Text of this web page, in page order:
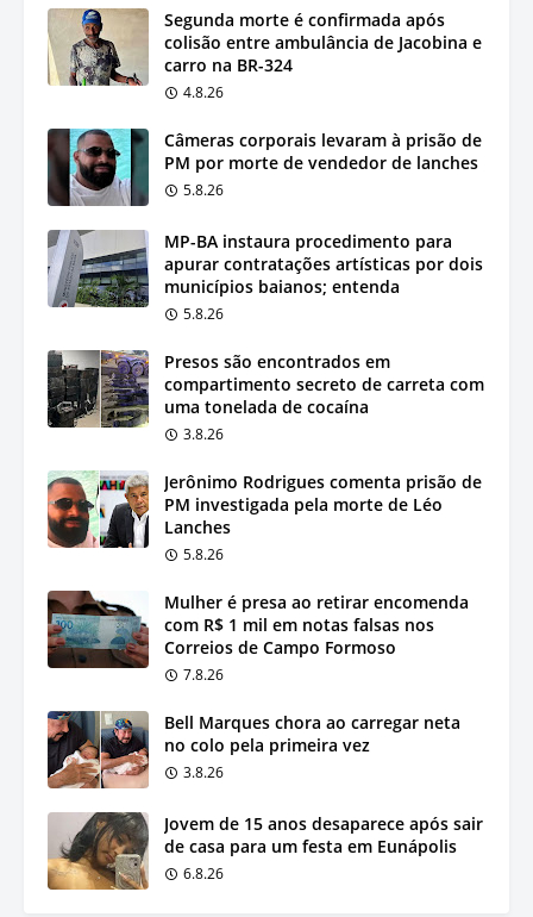
Segunda morte é confirmada após
colisão entre ambulância de Jacobina e
carro na BR-324
4.8.26
Câmeras corporais levaram à prisão de
PM por morte de vendedor de lanches
5.8.26
MP-BA instaura procedimento para
apurar contratações artísticas por dois
municípios baianos; entenda
5.8.26
Presos são encontrados em
compartimento secreto de carreta com
uma tonelada de cocaína
3.8.26
Jerônimo Rodrigues comenta prisão de
PM investigada pela morte de Léo
Lanches
5.8.26
Mulher é presa ao retirar encomenda
com R$ 1 mil em notas falsas nos
Correios de Campo Formoso
7.8.26
Bell Marques chora ao carregar neta
no colo pela primeira vez
3.8.26
Jovem de 15 anos desaparece após sair
de casa para um festa em Eunápolis
6.8.26